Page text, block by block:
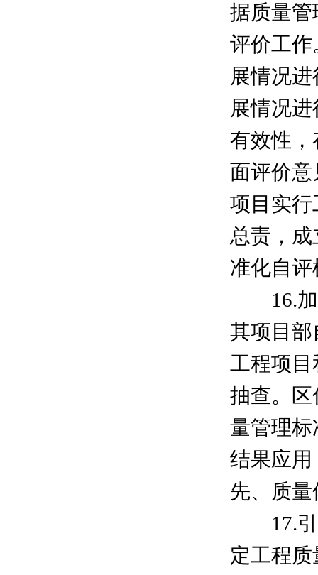
据质量
评价工
展情况
展情况
有效性
面评价
项目实
总责，
准化自
16.加
其项目
工程项
抽查。
量管理
结果应
先、质
17.引
定工程